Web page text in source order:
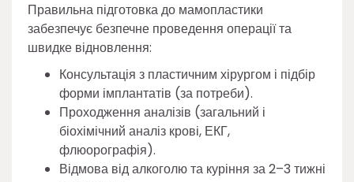
Правильна підготовка до мамопластики
забезпечує безпечне проведення операції та
швидке відновлення:
Консультація з пластичним хірургом і підбір
форми імплантатів (за потреби).
Проходження аналізів (загальний і
біохімічний аналіз крові, ЕКГ,
флюорографія).
Відмова від алкоголю та куріння за 2–3 тижні